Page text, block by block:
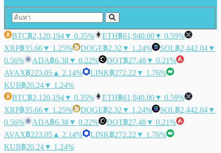
BTC฿2,120,194▼ 0.35% ETH฿61,940.00▼ 0.59%
XRP฿35.66▼ 1.25% DOGE฿2.32 ▼ 1.24% SOL฿2,442.04▼
0.56%
ADA฿6.38▼ 0.22% DOT฿27.48▼ 0.21%
AVAX฿223.05 ▲ 2.14% LINK฿272.22 ▼ 1.76%
KUB฿20.24▼ 1.24%
BTC฿2,120,194▼ 0.35% ETH฿61,940.00▼ 0.59%
XRP฿35.66▼ 1.25% DOGE฿2.32 ▼ 1.24% SOL฿2,442.04▼
0.56%
ADA฿6.38▼ 0.22% DOT฿27.48▼ 0.21%
AVAX฿223.05 ▲ 2.14% LINK฿272.22 ▼ 1.76%
KUB฿20.24▼ 1.24%